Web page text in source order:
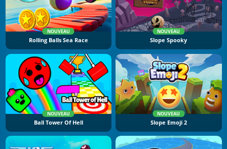
NOUVEAU
Rolling Balls Sea Race
NOUVEAU
Slope Spooky
NOUVEAU
Ball Tower Of Hell
NOUVEAU
Slope Emoji 2